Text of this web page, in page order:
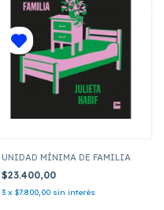
UNIDAD MÍNIMA DE FAMILIA
$23.400,00
3 x $7.800,00 sin interés